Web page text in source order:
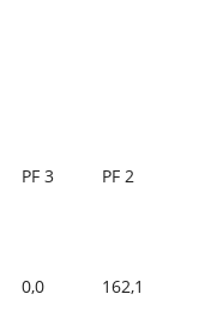
PF 3 PF 2
0,0 162,1